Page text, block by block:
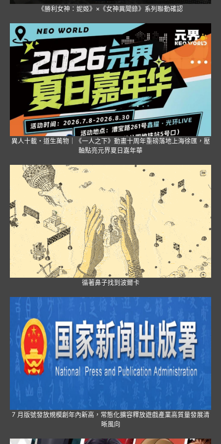
《勝利女神：妮姬》×《女神異聞錄》系列聯動確認
異人十載・道生萬物｜《一人之下》動畫十周年重磅落地上海徐匯，壓
軸點亮元界夏日嘉年華
循著鼻子找到波爾卡
7 月版號發放規模創年內新高，常態化擴容釋放遊戲產業高質量發展清
晰風向